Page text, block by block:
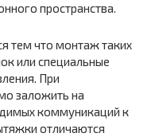
пространства.
тем что монтаж таких
или специальные
При
заложить на
коммуникаций к
отличаются